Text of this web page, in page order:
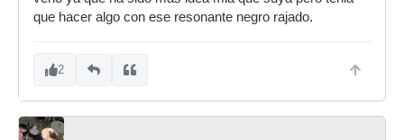
que hacer algo con ese resonante negro rajado.
2